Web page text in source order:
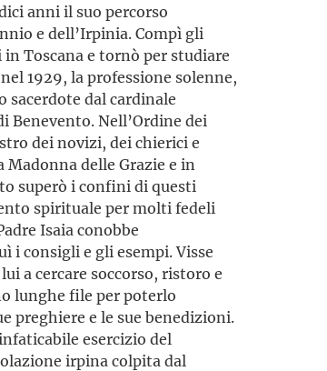
anni il suo percorso
e dell’Irpinia. Compì gli
Toscana e tornò per studiare
1929, la professione solenne,
sacerdote dal cardinale
Benevento. Nell’Ordine dei
dei novizi, dei chierici e
delle Grazie e in
superò i confini di questi
spirituale per molti fedeli
Isaia conobbe
i consigli e gli esempi. Visse
a cercare soccorso, ristoro e
lunghe file per poterlo
preghiere e le sue benedizioni.
esercizio del
irpina colpita dal